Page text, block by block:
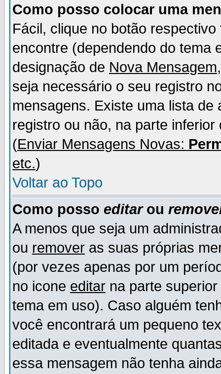
Como posso colocar uma
Fácil, clique no botão
encontre (dependendo do tema
designação de Nova Mensagem
seja necessário o seu registro
mensagens. Existe uma lista
registro ou não, na parte
(Enviar Mensagens Novas:
etc.)
Voltar ao Topo
Como posso editarou
A menos que seja um
ou remover as suas próprias
(por vezes apenas por um
no icone editar na parte
tema em uso). Caso alguém
você encontrará um pequeno
editada e eventualmente
essa mensagem não tenha